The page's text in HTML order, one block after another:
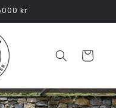
kr
Varukorg